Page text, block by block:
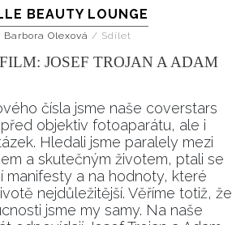
BEAUTY LOUNGE
Barbora Olexová / Sdílet
JOSEF TROJAN A ADAM
čísla jsme naše coverstars
objektiv fotoaparátu, ale i
Hledali jsme paralely mezi
a skutečným životem, ptali se
manifesty a na hodnoty, které
nejdůležitější. Věříme totiž, že
jsme my samy. Na naše